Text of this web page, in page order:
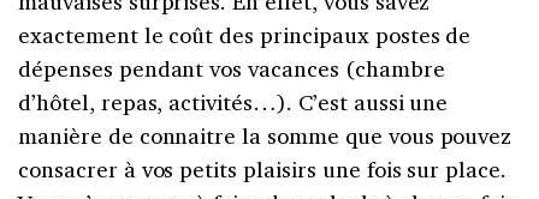
exactement le coût des principaux postes de
dépenses pendant vos vacances (chambre
d’hôtel, repas, activités…). C’est aussi une
manière de connaitre la somme que vous pouvez
consacrer à vos petits plaisirs une fois sur place.